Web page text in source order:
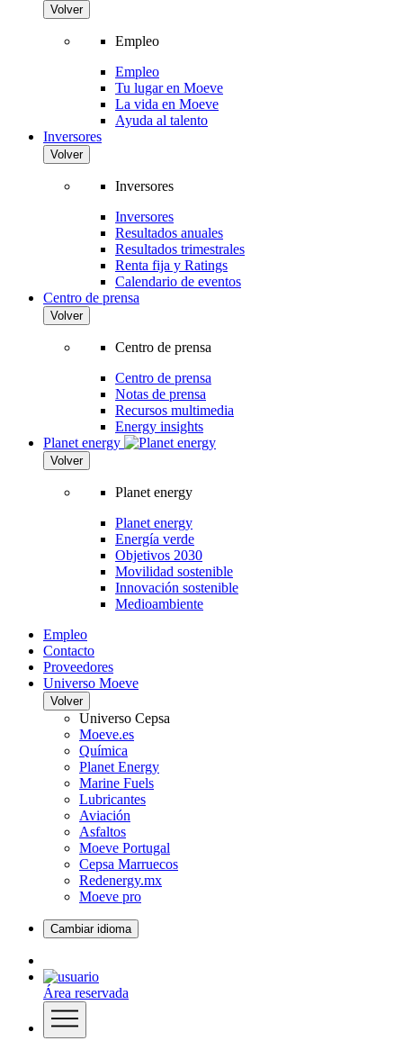
Volver
Empleo
Empleo
Tu lugar en Moeve
La vida en Moeve
Ayuda al talento
Inversores
Volver
Inversores
Inversores
Resultados anuales
Resultados trimestrales
Renta fija y Ratings
Calendario de eventos
Centro de prensa
Volver
Centro de prensa
Centro de prensa
Notas de prensa
Recursos multimedia
Energy insights
Planet energy
Volver
Planet energy
Planet energy
Energía verde
Objetivos 2030
Movilidad sostenible
Innovación sostenible
Medioambiente
Empleo
Contacto
Proveedores
Universo Moeve
Volver
Universo Cepsa
Moeve.es
Química
Planet Energy
Marine Fuels
Lubricantes
Aviación
Asfaltos
Moeve Portugal
Cepsa Marruecos
Redenergy.mx
Moeve pro
Cambiar idioma
Área reservada